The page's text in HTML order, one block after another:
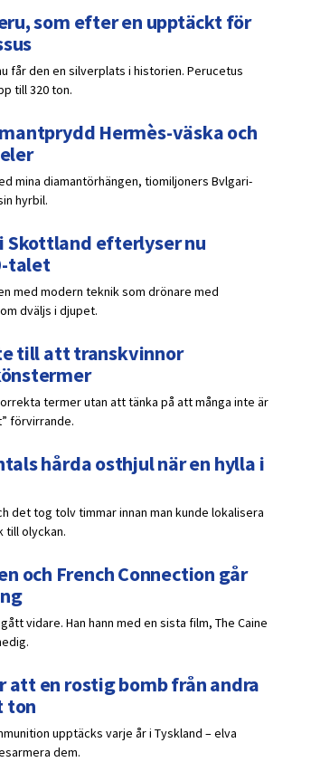
som efter en upptäckt för
får den en silverplats i historien. Perucetus
till 320 ton.
Hermès-väska och
mina diamantörhängen, tiomiljoners Bvlgari-
hyrbil.
Skottland efterlyser nu
talet
med modern teknik som drönare med
dväljs i djupet.
till att transkvinnor
termer utan att tänka på att många inte är
förvirrande.
hårda osthjul när en hylla i
det tog tolv timmar innan man kunde lokalisera
till olyckan.
och French Connection går
vidare. Han hann med en sista film, The Caine
att en rostig bomb från andra
ton
upptäcks varje år i Tyskland – elva
dem.